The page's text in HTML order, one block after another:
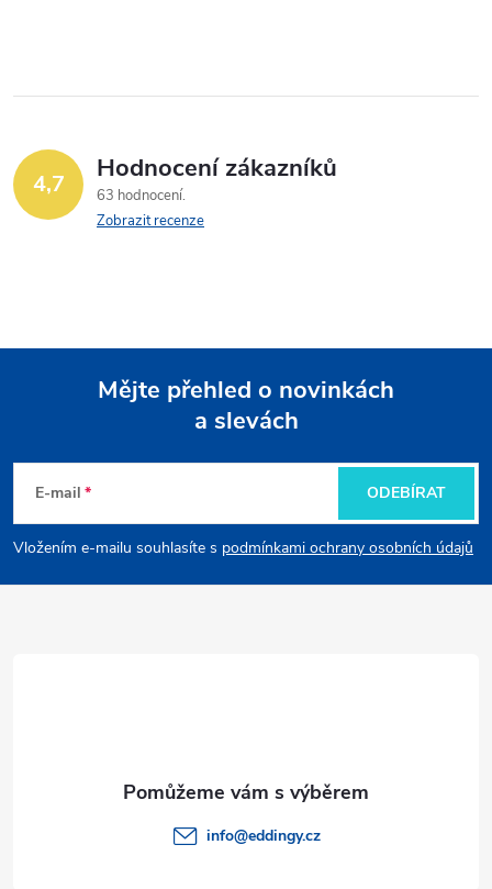
4,7 Hodnocení zákazníků
63 hodnocení
Zobrazit recenze
p
a
Mějte přehled o novinkách
a slevách
E-mail
Vložením e-mailu souhlasíte s podmínkami ochrany osobních údajů
ODEBÍRAT
info@eddingy.cz